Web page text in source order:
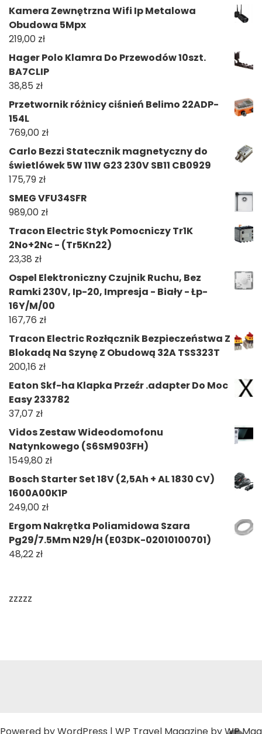
Kamera Zewnętrzna Wifi Ip Metalowa
Obudowa 5Mpx
219,00 zł
Hager Polo Klamra Do Przewodów 10szt.
BA7CLIP
38,85 zł
Przetwornik różnicy ciśnień Belimo 22ADP-
154L
769,00 zł
Carlo Bezzi Statecznik magnetyczny do
świetlówek 5W 11W G23 230V SB11 CB0929
175,79 zł
SMEG VFU34SFR
989,00 zł
Tracon Electric Styk Pomocniczy Tr1K
2No+2Nc - (Tr5Kn22)
23,38 zł
Ospel Elektroniczny Czujnik Ruchu, Bez
Ramki 230V, Ip-20, Impresja - Biały - Łp-
16Y/M/00
167,76 zł
Tracon Electric Rozłącznik Bezpieczeństwa Z
Blokadą Na Szynę Z Obudową 32A TSS323T
200,16 zł
Eaton Skf-ha Klapka Przeźr .adapter Do Moc
Easy 233782
37,07 zł
Vidos Zestaw Wideodomofonu
Natynkowego (S6SM903FH)
1549,80 zł
Bosch Starter Set 18V (2,5Ah + AL 1830 CV)
1600A00K1P
249,00 zł
Ergom Nakrętka Poliamidowa Szara
Pg29/7.5Mm N29/H (E03DK-02010100701)
48,22 zł
zzzzz